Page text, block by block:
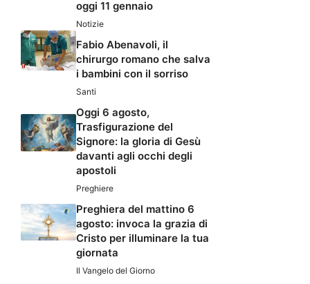
oggi 11 gennaio
Notizie
Fabio Abenavoli, il
chirurgo romano che salva
i bambini con il sorriso
Santi
Oggi 6 agosto,
Trasfigurazione del
Signore: la gloria di Gesù
davanti agli occhi degli
apostoli
Preghiere
Preghiera del mattino 6
agosto: invoca la grazia di
Cristo per illuminare la tua
giornata
Il Vangelo del Giorno